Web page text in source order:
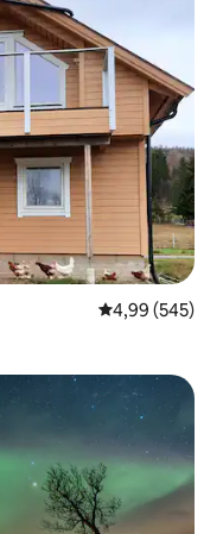
»Izbira gostov«
Povprečna
4,99 (545)
»Izbira gostov«